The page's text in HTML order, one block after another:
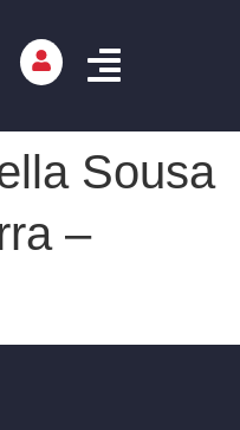
Sousa
–